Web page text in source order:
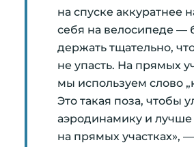
на спуске аккуратнее
себя на велосипеде —
держать тщательно,
не упасть. На прямых
мы используем слово
Это такая поза, чтобы
аэродинамику и лучше
на прямых участках», —